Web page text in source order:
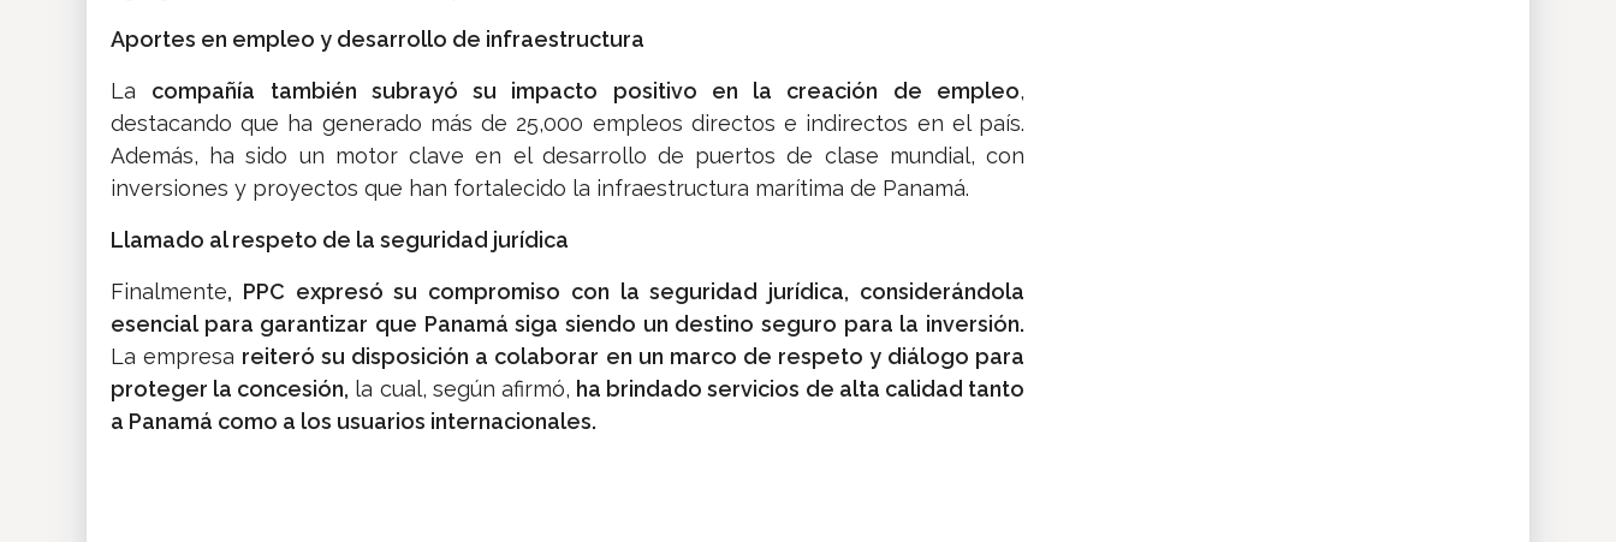
Aportes en empleo y desarrollo de infraestructura
La compañía también subrayó su impacto positivo en la creación de empleo,
destacando que ha generado más de 25,000 empleos directos e indirectos en el país.
Además, ha sido un motor clave en el desarrollo de puertos de clase mundial, con
inversiones y proyectos que han fortalecido la infraestructura marítima de Panamá.
Llamado al respeto de la seguridad jurídica
Finalmente, PPC expresó su compromiso con la seguridad jurídica, considerándola
esencial para garantizar que Panamá siga siendo un destino seguro para la inversión.
La empresa reiteró su disposición a colaborar en un marco de respeto y diálogo para
proteger la concesión, la cual, según afirmó, ha brindado servicios de alta calidad tanto
a Panamá como a los usuarios internacionales.